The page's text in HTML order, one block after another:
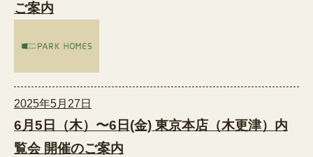
ご案内
2025年5月27日
6月5日（木）〜6日(金) 東京本店（木更津）内
覧会 開催のご案内